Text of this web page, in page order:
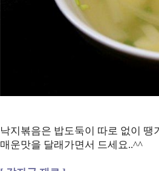
낙지볶음은 밥도둑이 따로 없이
매운맛을 달래가면서 드세요..^^